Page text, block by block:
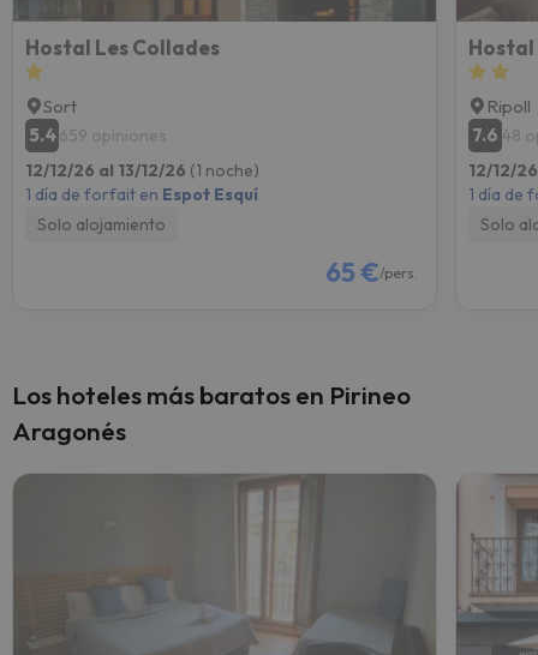
Hostal Les Collades
Sort
5.4659 opiniones
12/12/26 al 13/12/26 (1 noche)
1 día de forfait en Espot Esquí
Solo alojamiento
65 €/pers.
Hostal
Ripoll
7.6 48
12/12/
1 día de
Solo
Los hoteles más baratos en Pirineo
Aragonés